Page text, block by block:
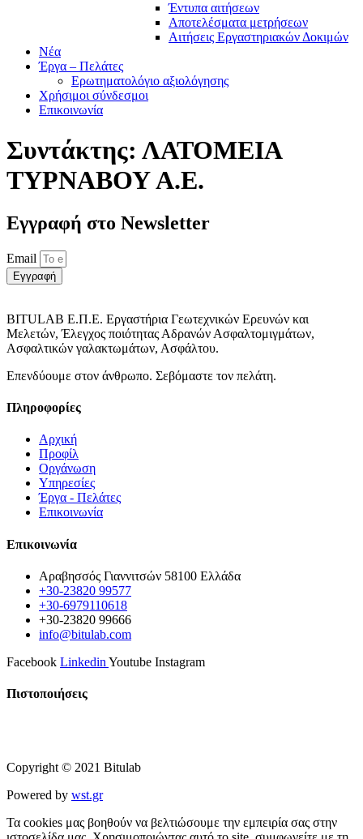
Έντυπα αιτήσεων
Αποτελέσματα μετρήσεων
Αιτήσεις Εργαστηριακών Δοκιμών
Νέα
Έργα – Πελάτες
Ερωτηματολόγιο αξιολόγησης
Χρήσιμοι σύνδεσμοι
Επικοινωνία
Συντάκτης: ΛΑΤΟΜΕΙΑ
ΤΥΡΝΑΒΟΥ Α.Ε.
Εγγραφή στο Νewsletter
Email
Εγγραφή
BITULAB Ε.Π.Ε. Εργαστήρια Γεωτεχνικών Ερευνών και
Μελετών, Έλεγχος ποιότητας Αδρανών Ασφαλτομιγμάτων,
Ασφαλτικών γαλακτωμάτων, Ασφάλτου.
Επενδύουμε στον άνθρωπο. Σεβόμαστε τον πελάτη.
Πληροφορίες
Αρχική
Προφίλ
Οργάνωση
Υπηρεσίες
Έργα - Πελάτες
Επικοινωνία
Επικοινωνία
Αραβησσός Γιαννιτσών 58100 Ελλάδα
+30-23820 99577
+30-6979110618
+30-23820 99666
info@bitulab.com
Facebook Linkedin Youtube Instagram
Πιστοποιήσεις
Copyright © 2021 Bitulab
Powered by wst.gr
Τα cookies μας βοηθούν να βελτιώσουμε την εμπειρία σας στην